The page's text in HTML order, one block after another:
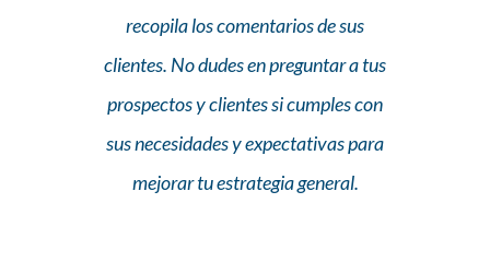
recopila los comentarios de sus
clientes. No dudes en preguntar a tus
prospectos y clientes si cumples con
sus necesidades y expectativas para
mejorar tu estrategia general.